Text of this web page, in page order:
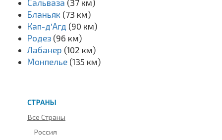
Сальваза (37 км)
Бланьяк (73 км)
Кап-д'Агд (90 км)
Родез (96 км)
Лабанер (102 км)
Монпелье (135 км)
СТРАНЫ
Все Страны
Россия